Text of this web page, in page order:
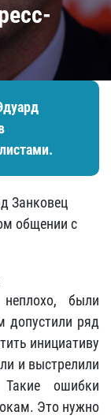
Занковец
общении с
были
допустили ряд
инициативу
и выстрелили
ошибки
Это нужно